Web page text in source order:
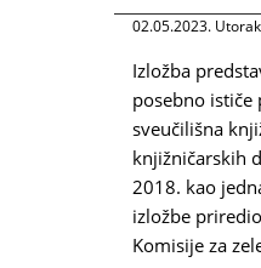
02.05.2023. Utorak
Izložba
posebno ističe
sveučilišna
knjižničarskih
2018. kao
izložbe
Komisije za